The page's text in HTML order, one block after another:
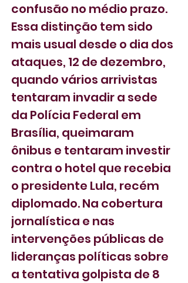
confusão no médio prazo.
Essa distinção tem sido
mais usual desde o dia dos
ataques, 12 de dezembro,
quando vários arrivistas
tentaram invadir a sede
da Polícia Federal em
Brasília, queimaram
ônibus e tentaram investir
contra o hotel que recebia
o presidente Lula, recém
diplomado. Na cobertura
jornalística e nas
intervenções públicas de
lideranças políticas sobre
a tentativa golpista de 8